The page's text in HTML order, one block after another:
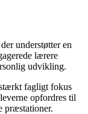
understøtter en
lærere
udvikling.
fagligt fokus
opfordres til
præstationer.